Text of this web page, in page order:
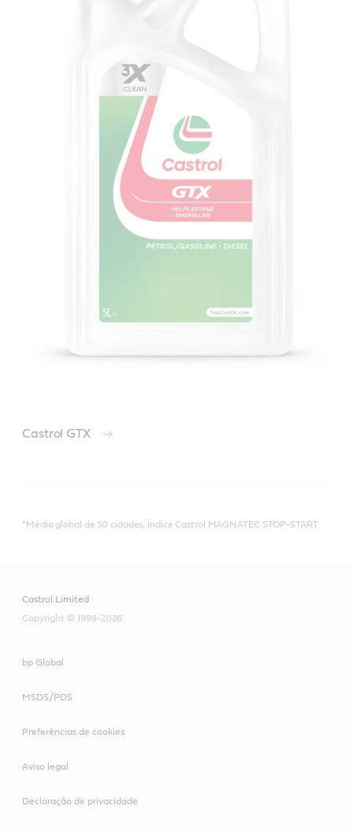
Castrol GTX
*Média global de 50 cidades, Índice Castrol MAGNATEC STOP-START
Castrol Limited
Copyright © 1999-2026
bp Global
MSDS/PDS
Preferências de cookies
Aviso legal
Declaração de privacidade